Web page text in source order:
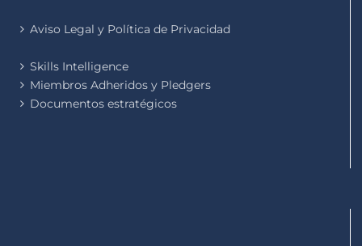
Aviso Legal y Política de Privacidad
Skills Intelligence
Miembros Adheridos y Pledgers
Documentos estratégicos